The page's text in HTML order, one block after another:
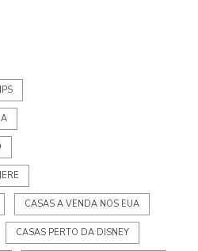
CASAS A VENDA NOS EUA
CASAS PERTO DA DISNEY